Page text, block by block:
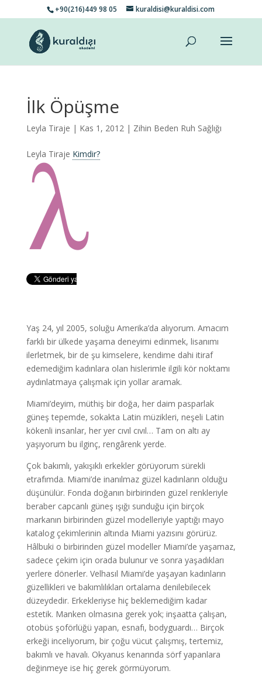
+90(216)449 98 05 kuraldisi@kuraldisi.com
İlk Öpüşme
Leyla Tiraje | Kas 1, 2012 | Zihin Beden Ruh Sağlığı
Leyla Tiraje Kimdir?
Yaş 24, yıl 2005, soluğu Amerika’da alıyorum. Amacım
farklı bir ülkede yaşama deneyimi edinmek, lisanımı
ilerletmek, bir de şu kimselere, kendime dahi itiraf
edemediğim kadınlara olan hislerimle ilgili kör noktamı
aydınlatmaya çalışmak için yollar aramak.
Miami’deyim, müthiş bir doğa, her daim pasparlak
güneş tepemde, sokakta Latin müzikleri, neşeli Latin
kökenli insanlar, her yer cıvıl cıvıl… Tam on altı ay
yaşıyorum bu ilginç, rengârenk yerde.
Çok bakımlı, yakışıklı erkekler görüyorum sürekli
etrafımda. Miami’de inanılmaz güzel kadınların olduğu
düşünülür. Fonda doğanın birbirinden güzel renkleriyle
beraber capcanlı güneş ışığı sunduğu için birçok
markanın birbirinden güzel modelleriyle yaptığı mayo
katalog çekimlerinin altında Miami yazısını görürüz.
Hâlbuki o birbirinden güzel modeller Miami’de yaşamaz,
sadece çekim için orada bulunur ve sonra yaşadıkları
yerlere dönerler. Velhasıl Miami’de yaşayan kadınların
güzellikleri ve bakımlılıkları ortalama denilebilecek
düzeydedir. Erkekleriyse hiç beklemediğim kadar
estetik. Manken olmasına gerek yok; inşaatta çalışan,
otobüs şoförlüğü yapan, esnafı, bodyguardı… Birçok
erkeği inceliyorum, bir çoğu vücut çalışmış, tertemiz,
bakımlı ve havalı. Okyanus kenarında sörf yapanlara
değinmeye ise hiç gerek görmüyorum.